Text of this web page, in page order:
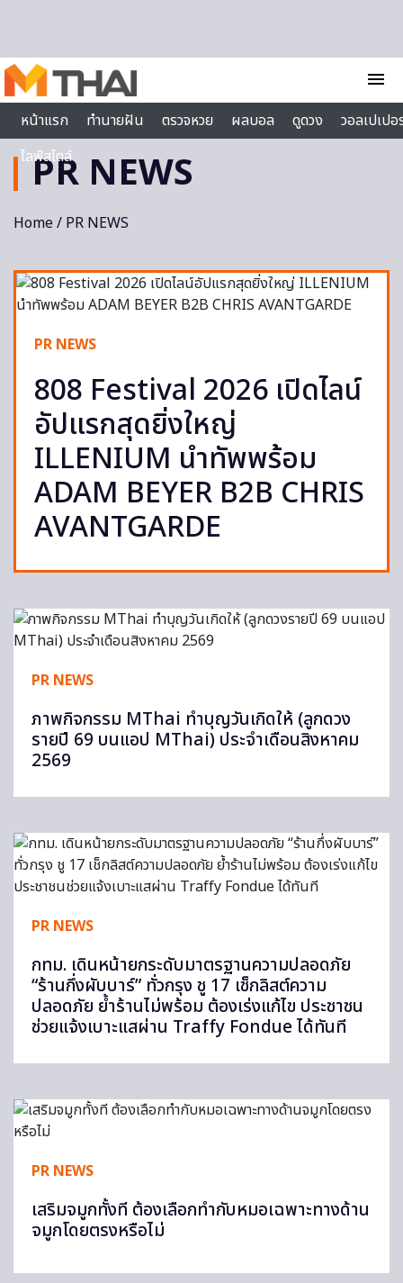
menu
หน้าแรก
ทำนายฝัน ตรวจหวย ผลบอล ดูดวง
วอลเปเป
ไลฟ์สไตล์
PR NEWS
Home/ PR NEWS
PR NEWS
808 Festival 2026 เปิดไลน์
อัปแรกสุดยิ่งใหญ่
ILLENIUM นำทัพพร้อม
ADAM BEYER B2B CHRIS
AVANTGARDE
PR NEWS
ภาพกิจกรรม MThai ทำบุญวันเกิดให้ (ลูกดวง
รายปี 69 บนแอป MThai) ประจำเดือนสิงหาคม
2569
PR NEWS
กทม. เดินหน้ายกระดับมาตรฐานความปลอดภัย
“ร้านกึ่งผับบาร์” ทั่วกรุง ชู 17 เช็กลิสต์ความ
ปลอดภัย ย้ำร้านไม่พร้อม ต้องเร่งแก้ไข ประชาชน
ช่วยแจ้งเบาะแสผ่าน Traffy Fondue ได้ทันที
PR NEWS
เสริมจมูกทั้งที ต้องเลือกทำกับหมอเฉพาะทางด้าน
จมูกโดยตรงหรือไม่